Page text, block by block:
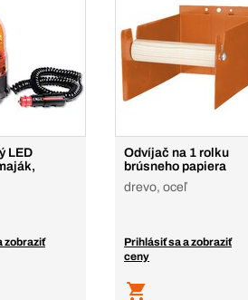
LED
zobraziť
Odvíjač na 1 rolku
brúsneho papiera
drevo, oceľ
Prihlásiť sa a zobraziť
ceny